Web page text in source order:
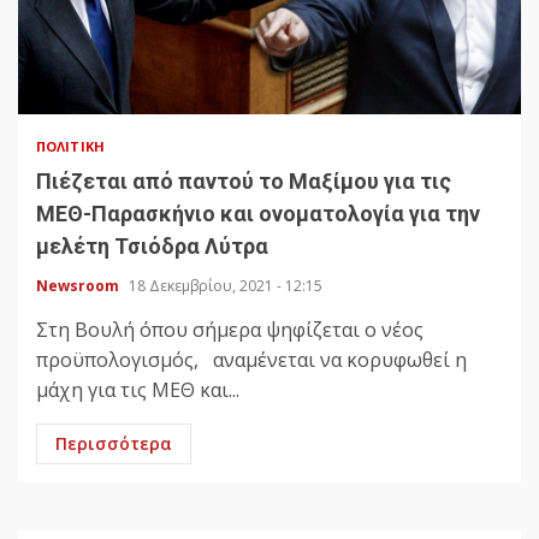
ΠΟΛΙΤΙΚΉ
Πιέζεται από παντού το Μαξίμου για τις
ΜΕΘ-Παρασκήνιο και ονοματολογία για την
μελέτη Τσιόδρα Λύτρα
Newsroom 18 Δεκεμβρίου, 2021 - 12:15
Στη Βουλή όπου σήμερα ψηφίζεται ο νέος
προϋπολογισμός, αναμένεται να κορυφωθεί η
μάχη για τις ΜΕΘ και...
Περισσότερα